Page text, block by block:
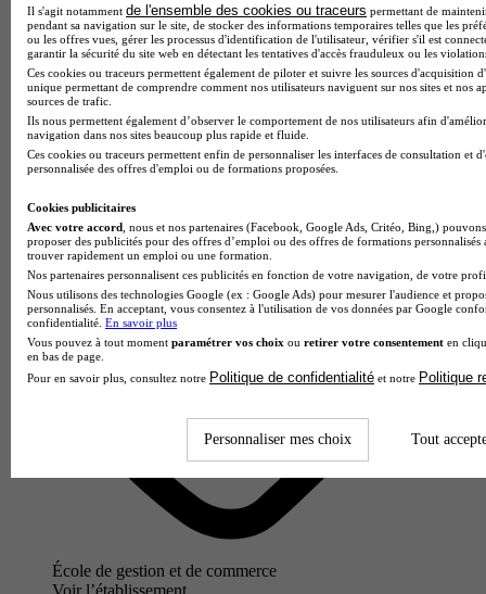
emlyon business school - Campus de Lyon
4.5
201 avis
Lyon 7e
École de gestion et de commerce
Voir l’établissement
Il s'agit notamment de l'ensemble des cookies ou traceurs permettant de
pendant sa navigation sur le site, de stocker des informations temporaires telles que les
ou les offres vues, gérer les processus d'identification de l'utilisateur, vérifier s'il est
garantir la sécurité du site web en détectant les tentatives d'accès frauduleux ou les
Ces cookies ou traceurs permettent également de piloter et suivre les sources d'acquisition
unique permettant de comprendre comment nos utilisateurs naviguent sur nos sites et nos
sources de trafic.
Ils nous permettent également d’observer le comportement de nos utilisateurs afin
navigation dans nos sites beaucoup plus rapide et fluide.
Ces cookies ou traceurs permettent enfin de personnaliser les interfaces de consultation et
personnalisée des offres d'emploi ou de formations proposées.
Cookies publicitaires
Avec votre accord , nous et nos partenaires (Facebook, Google Ads, Critéo, Bing,)
proposer des publicités pour des offres d’emploi ou des offres de formations
trouver rapidement un emploi ou une formation.
Nos partenaires personnalisent ces publicités en fonction de votre navigation, de votre
Nous utilisons des technologies Google (ex : Google Ads) pour mesurer l'audience et
personnalisés. En acceptant, vous consentez à l'utilisation de vos données par Google
confidentialité. En savoir plus
Vous pouvez à tout moment paramétrer vos choix ou retirer votre consentement en
en bas de page.
Pour en savoir plus, consultez notre Politique de confidentialité et notre Politique
Personnaliser mes choix Tout